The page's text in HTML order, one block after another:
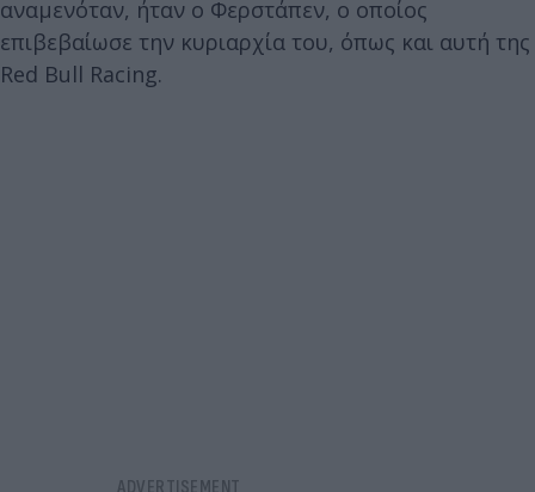
αναμενόταν, ήταν ο Φερστάπεν, ο οποίος
επιβεβαίωσε την κυριαρχία του, όπως και αυτή της
Red Bull Racing.